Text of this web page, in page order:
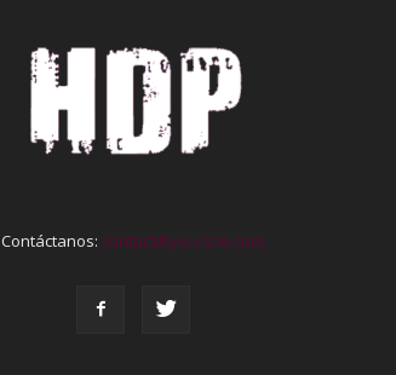
Contáctanos: contact@yoursite.com